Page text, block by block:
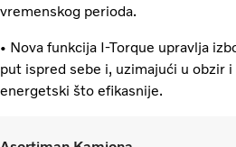
vremenskog perioda.
• Nova funkcija I-Torque upravlja
put ispred sebe i, uzimajući u obzir
energetski što efikasnije.